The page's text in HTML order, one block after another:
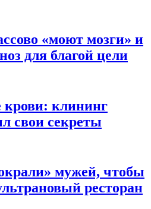
«моют мозги» и
для благой цели
клининг
свои секреты
мужей, чтобы
ресторан